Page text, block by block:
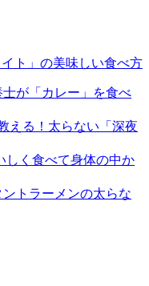
ト」の美味しい食べ方
士が「カレー」を食べ
える！太らない「深夜
しく食べて身体の中か
ントラーメンの太らな